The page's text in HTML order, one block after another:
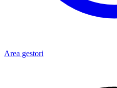
Area gestori